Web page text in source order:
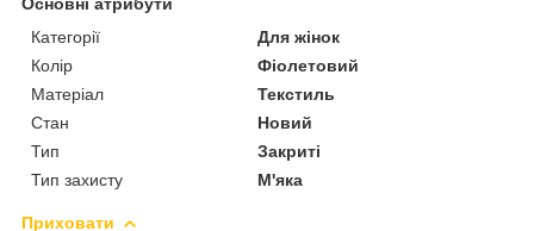
Категорії
Для жінок
Колір
Фіолетовий
Матеріал
Текстиль
Стан
Новий
Тип
Закриті
Тип захисту
М'яка
Приховати